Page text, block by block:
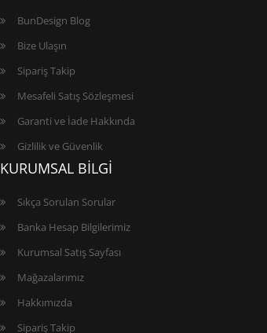
BunDesign Blog
Bize Ulaşın
Sipariş Takip
Mesafeli Satış Sözleşmesi
Garanti ve İade Hakkında
Gizlilik ve Güvenlik
KURUMSAL BİLGİ
Sıkça Sorulan Sorular
Banka Hesap Bilgilerimiz
Kurumsal Satış Sayfası
Mağazalarımız
Hakkımızda
Sipariş Takip